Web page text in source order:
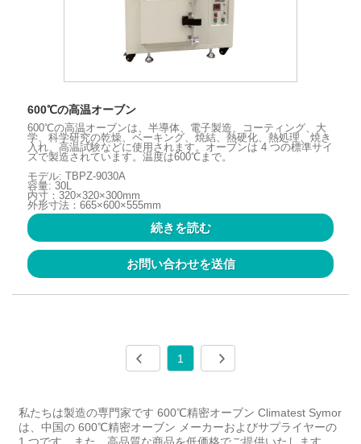
600℃の高温オーブン
600℃の高温オーブンは、半導体、電子製造、コーティング、大
学、科学研究の乾燥、ベーキング、焼結、熱硬化、熱処理、焼き
入れ、高温試験などに使用されます。オーブンは 4 つの標準サイ
ズで製造されています。温度は600℃まで。
モデル: TBPZ-9030A
容量: 30L
内寸：320×320×300mm
外形寸法：665×600×555mm
続きを読む
お問い合わせを送信
1
私たちは製造の専門家です 600℃精密オーブン Climatest Symor
は、中国の 600℃精密オーブン メーカーおよびサプライヤーの